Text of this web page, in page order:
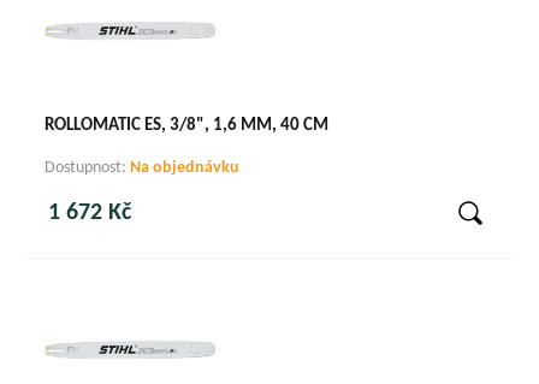
ROLLOMATIC ES, 3/8", 1,6 MM, 40 CM
Dostupnost:Na objednávku
1 672 Kč